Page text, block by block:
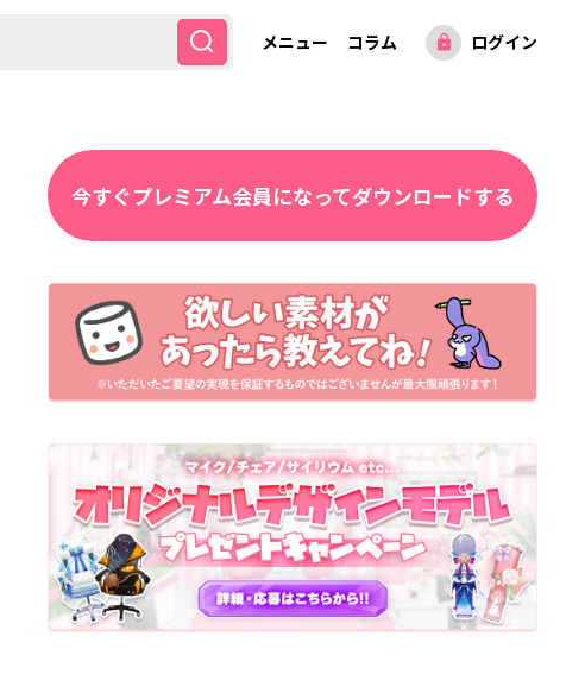
メニュー コラム lock ログイン
今すぐプレミアム会員になってダウンロードする